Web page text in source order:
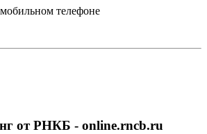
от РНКБ - online.rncb.ru